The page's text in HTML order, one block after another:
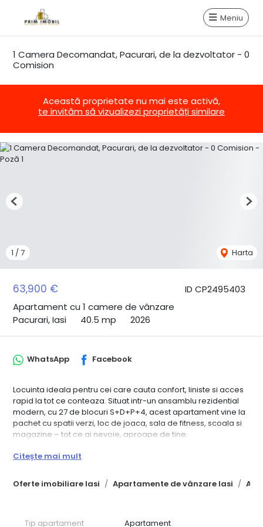
Meniu
1 Camera Decomandat, Pacurari, de la dezvoltator - 0
Comision
Această proprietate nu mai este activă,
te invităm să vizualizezi proprietăți similare
ID CP2495403
63,900 €
Apartament cu 1 camere de vânzare
Pacurari, Iasi
40.5 mp 2026
1 / 7 Harta
Previous
Oferte imobiliare Iasi Apartamente de vânzare Iasi
WhatsApp Facebook
Locuinta ideala pentru cei care cauta confort, liniste si acces
rapid la tot ce conteaza. Situat intr-un ansamblu rezidential
modern, cu 27 de blocuri S+D+P+4, acest apartament vine la
pachet cu spatii verzi, loc de joaca, sala de fitness, scoala si
magazine – tot ce ai nevoie, aproape de tine.
Detalii apartament:
Decomandat: hol, bucatarie, living, baie, balcon
Se preda la cheie, finisaje la alegere
Pereti din caramida rosie (11.5 cm intre incaperi, 24 cm intre
Citește mai mult
Tip apartament Apartament